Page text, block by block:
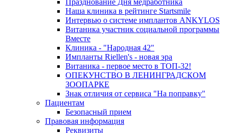
Празднование Дня медработника
Наша клиника в рейтинге Startsmile
Интервью о системе имплантов ANKYLOS
Витаника участник социальной программы
Вместе
Клиника - "Народная 42"
Импланты Riellen's - новая эра
Витаника - первое место в ТОП-32!
ОПЕКУНСТВО В ЛЕНИНГРАДСКОМ
ЗООПАРКЕ
Знак отличия от сервиса "На поправку"
Пациентам
Безопасный прием
Правовая информация
Реквизиты